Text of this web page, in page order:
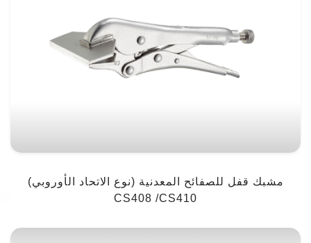
مشبك قفل للصفائح المعدنية (نوع الاتحاد الأوروبي)
CS408 /CS410